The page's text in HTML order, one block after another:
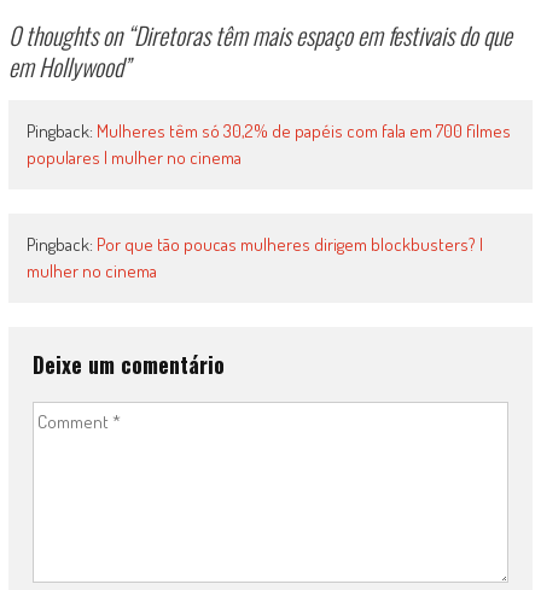
0 thoughts on “Diretoras têm mais espaço em festivais do que
em Hollywood”
Pingback: Mulheres têm só 30,2% de papéis com fala em 700 filmes
populares | mulher no cinema
Pingback: Por que tão poucas mulheres dirigem blockbusters? |
mulher no cinema
Deixe um comentário